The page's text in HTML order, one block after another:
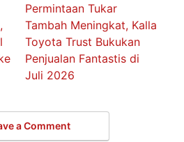
Permintaan Tukar
Tambah Meningkat, Kalla
Toyota Trust Bukukan
Penjualan Fantastis di
Juli 2026
a Comment